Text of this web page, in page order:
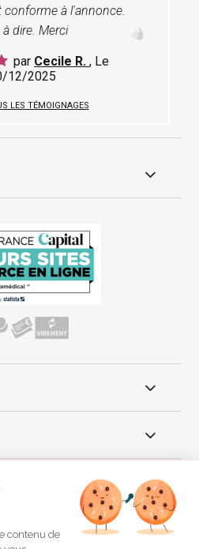
conforme à l'annonce.
à dire. Merci
par Cecile R. , Le
12/2025
LES TÉMOIGNAGES
de la marque Medicare Colgate est
Maladie et peut être remboursé
Ce pessaire soulage les
contenu de